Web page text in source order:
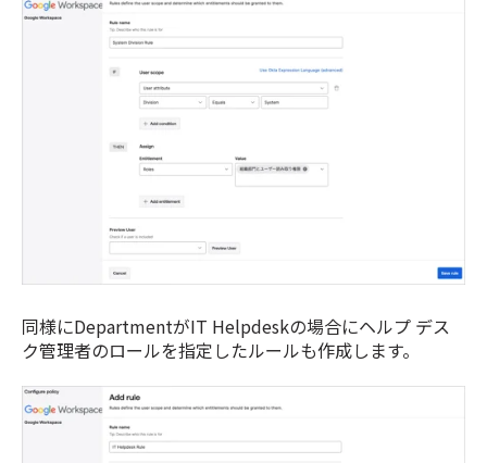
同様にDepartmentがIT Helpdeskの場合にヘルプ デス
ク管理者のロールを指定したルールも作成します。